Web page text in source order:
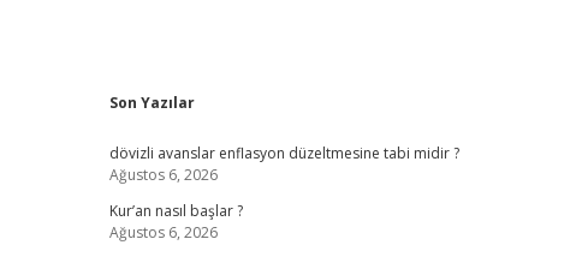
Sidebar
Son Yazılar
dövizli avanslar enflasyon düzeltmesine tabi midir ?
Ağustos 6, 2026
Kur’an nasıl başlar ?
Ağustos 6, 2026